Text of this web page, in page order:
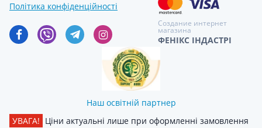
Політика конфіденційності
Создание интернет
магазина
ФЕНІКС ІНДАСТРІ
Наш освітній партнер
УВАГА! Ціни актуальні лише при оформленні замовлення